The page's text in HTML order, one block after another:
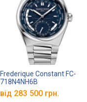
Frederique Constant FC-
718N4NH6B
від 283 500 грн.